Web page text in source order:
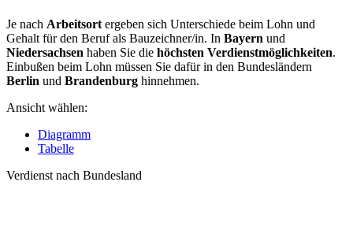
Je nach Arbeitsort ergeben sich Unterschiede beim Lohn und
Gehalt für den Beruf als Bauzeichner/in. In Bayern und
Niedersachsen haben Sie die höchsten Verdienstmöglichkeiten.
Einbußen beim Lohn müssen Sie dafür in den Bundesländern
Berlin und Brandenburg hinnehmen.
Ansicht wählen:
Diagramm
Tabelle
Verdienst nach Bundesland